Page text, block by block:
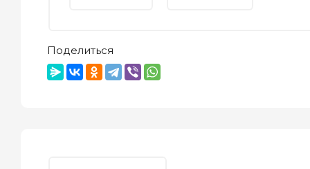
Поделиться